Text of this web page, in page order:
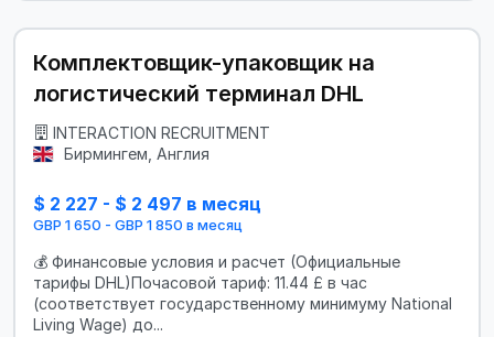
Комплектовщик-упаковщик на
логистический терминал DHL
INTERACTION RECRUITMENT
Бирмингем, Англия
$ 2 227 - $ 2 497 в месяц
GBP 1 650 - GBP 1 850 в месяц
💰 Финансовые условия и расчет (Официальные
тарифы DHL)Почасовой тариф: 11.44 £ в час
(соответствует государственному минимуму National
Living Wage) до...